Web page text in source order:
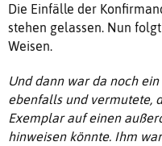
Die Einfälle der
stehen gelassen. Nun
Weisen.
Und dann war da noch
ebenfalls und vermutete,
Exemplar auf einen
hinweisen könnte. Ihm